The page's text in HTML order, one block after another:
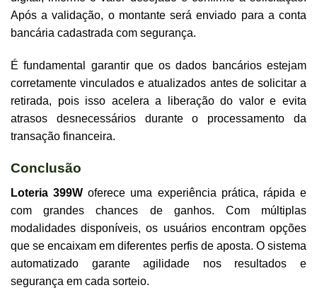
Após a validação, o montante será enviado para a conta
bancária cadastrada com segurança.
É fundamental garantir que os dados bancários estejam
corretamente vinculados e atualizados antes de solicitar a
retirada, pois isso acelera a liberação do valor e evita
atrasos desnecessários durante o processamento da
transação financeira.
Conclusão
Loteria 399W oferece uma experiência prática, rápida e
com grandes chances de ganhos. Com múltiplas
modalidades disponíveis, os usuários encontram opções
que se encaixam em diferentes perfis de aposta. O sistema
automatizado garante agilidade nos resultados e
segurança em cada sorteio.